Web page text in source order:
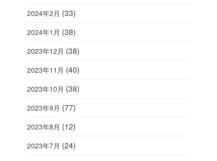
2024年2月 (33)
2024年1月 (38)
2023年12月 (38)
2023年11月 (40)
2023年10月 (38)
2023年9月 (77)
2023年8月 (12)
2023年7月 (24)